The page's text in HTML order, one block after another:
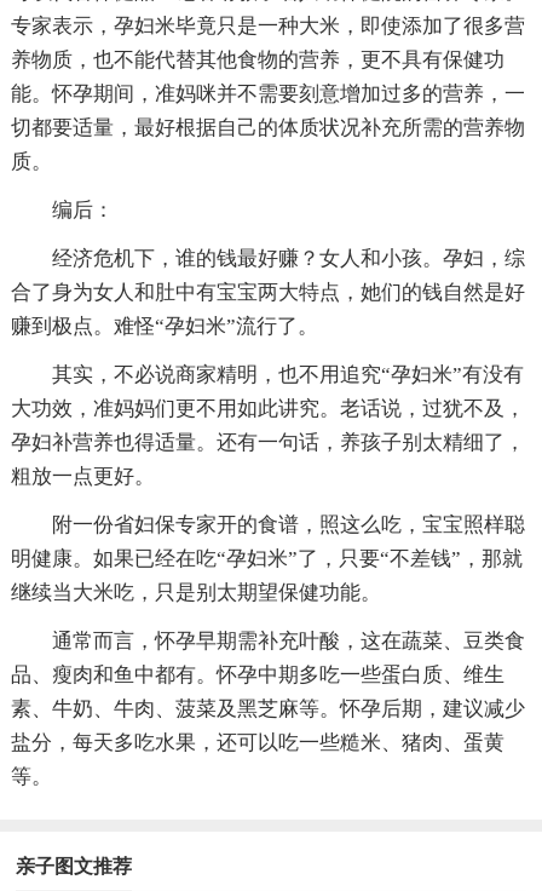
专家表示，孕妇米毕竟只是一种大米，即使添加了很多营
养物质，也不能代替其他食物的营养，更不具有保健功
能。怀孕期间，准妈咪并不需要刻意增加过多的营养，一
切都要适量，最好根据自己的体质状况补充所需的营养物
质。
编后：
经济危机下，谁的钱最好赚？女人和小孩。孕妇，综
合了身为女人和肚中有宝宝两大特点，她们的钱自然是好
赚到极点。难怪“孕妇米”流行了。
其实，不必说商家精明，也不用追究“孕妇米”有没有
大功效，准妈妈们更不用如此讲究。老话说，过犹不及，
孕妇补营养也得适量。还有一句话，养孩子别太精细了，
粗放一点更好。
附一份省妇保专家开的食谱，照这么吃，宝宝照样聪
明健康。如果已经在吃“孕妇米”了，只要“不差钱”，那就
继续当大米吃，只是别太期望保健功能。
通常而言，怀孕早期需补充叶酸，这在蔬菜、豆类食
品、瘦肉和鱼中都有。怀孕中期多吃一些蛋白质、维生
素、牛奶、牛肉、菠菜及黑芝麻等。怀孕后期，建议减少
盐分，每天多吃水果，还可以吃一些糙米、猪肉、蛋黄
等。
亲子图文推荐